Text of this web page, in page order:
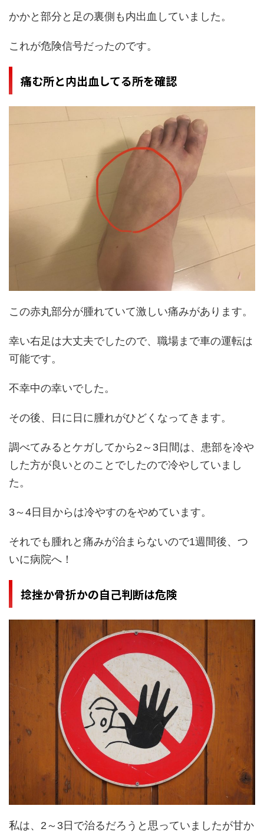
かかと部分と足の裏側も内出血していました。
これが危険信号だったのです。
痛む所と内出血してる所を確認
この赤丸部分が腫れていて激しい痛みがあります。
幸い右足は大丈夫でしたので、職場まで車の運転は
可能です。
不幸中の幸いでした。
その後、日に日に腫れがひどくなってきます。
調べてみるとケガしてから2～3日間は、患部を冷や
した方が良いとのことでしたので冷やしていまし
た。
3～4日目からは冷やすのをやめています。
それでも腫れと痛みが治まらないので1週間後、つ
いに病院へ！
捻挫か骨折かの自己判断は危険
私は、2～3日で治るだろうと思っていましたが甘か